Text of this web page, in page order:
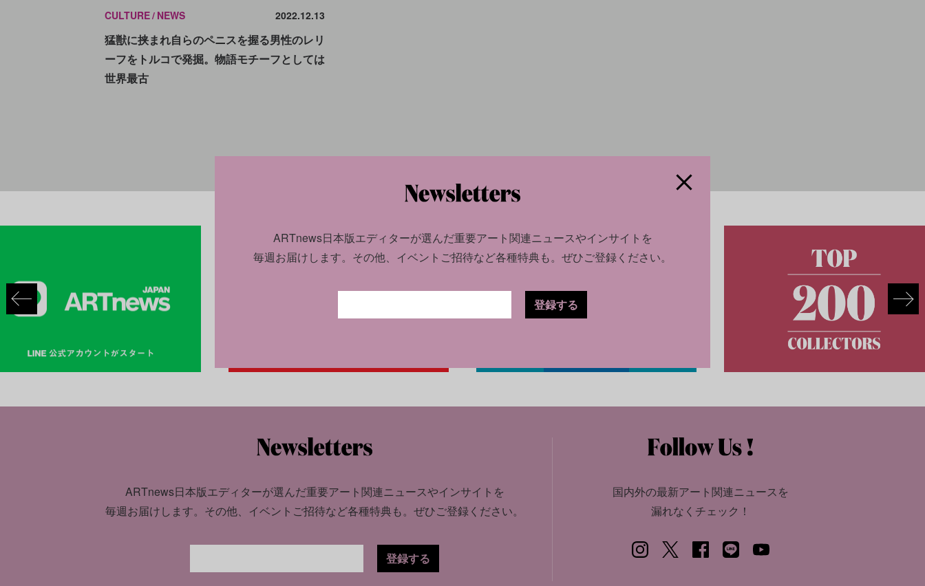
CULTURE NEWS 2022.12.13
猛獣に挟まれ自らのペニスを握る男性のレリ
ーフをトルコで発掘。物語モチーフとしては
世界最古
ARTnews日本版エディターが選んだ重要アート関連ニュースやインサイトを
毎週お届けします。 その他、イベントご招待など各種特典も。 ぜひご登録ください。
登録する
国内外の最新アート関連ニュースを
漏れなくチェック！
ARTnews日本版エディターが選んだ重要アート関連ニュースやインサイトを
毎週お届けします。 その他、イベントご招待など各種特典も。ぜひご登録ください。
登録する